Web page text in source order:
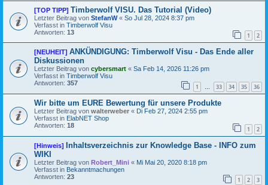
[TOP TIPP] Timberwolf VISU. Das Tutorial (Video)
Letzter Beitrag von StefanW« So Jul 28, 2024 8:37 pm
Verfasst in Timberwolf Visu
Antworten: 13 1 2
[NEUHEIT] ANKÜNDIGUNG: Timberwolf Visu - Das Ende aller
Diskussionen
Letzter Beitrag von cybersmart « Sa Feb 14, 2026 11:26 pm
Verfasst in Timberwolf Visu
Antworten: 357 1 … 33 34 35 36
Wir bitte um EURE Bewertung für unsere Produkte
Letzter Beitrag von walterweber « Di Feb 27, 2024 2:55 pm
Verfasst in ElabNET Shop
Antworten: 18 1 2
[Hinweis] Inhaltsverzeichnis zur Knowledge Base - INFO zum
WIKI
Letzter Beitrag von Robert_Mini « Mi Mai 20, 2020 8:18 pm
Verfasst in Bekanntmachungen
Antworten: 23 1 2 3